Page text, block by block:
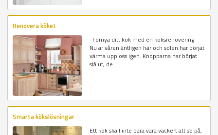
Renovera köket
Förnya ditt kök med en köksrenovering.
Nu är våren äntligen här och solen har börjat
värma upp oss igen. Knopparna har börjat
slå ut, de...
Smarta kökslösningar
Ett kök skall inte bara vara vackert att se på,